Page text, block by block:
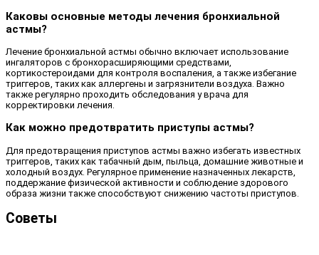
Каковы основные методы лечения бронхиальной
астмы?
Лечение бронхиальной астмы обычно включает использование
ингаляторов с бронхорасширяющими средствами,
кортикостероидами для контроля воспаления, а также избегание
триггеров, таких как аллергены и загрязнители воздуха. Важно
также регулярно проходить обследования у врача для
корректировки лечения.
Как можно предотвратить приступы астмы?
Для предотвращения приступов астмы важно избегать известных
триггеров, таких как табачный дым, пыльца, домашние животные и
холодный воздух. Регулярное применение назначенных лекарств,
поддержание физической активности и соблюдение здорового
образа жизни также способствуют снижению частоты приступов.
Советы